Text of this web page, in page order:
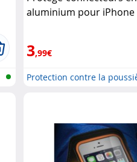
aluminium pour iPhone
3,99€
Protection contre la